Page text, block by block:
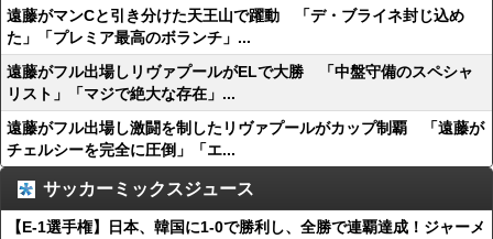
遠藤がマンCと引き分けた天王山で躍動 「デ・ブライネ封じ込め
た」「プレミア最高のボランチ」...
遠藤がフル出場しリヴァプールがELで大勝 「中盤守備のスペシャ
リスト」「マジで絶大な存在」...
遠藤がフル出場し激闘を制したリヴァプールがカップ制覇 「遠藤が
チェルシーを完全に圧倒」「エ...
サッカーミックスジュース
【E-1選手権】日本、韓国に1-0で勝利し、全勝で連覇達成！ジャーメ